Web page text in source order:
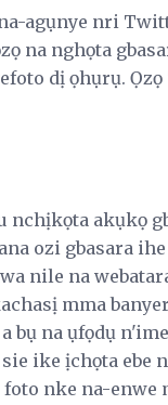
agụnye nri
na nghọta
dị ọhụrụ. Ọzọ
nchịkọta akụkọ
ozi gbasara
nile na
mma
bụ na ụfọdụ
ike ịchọta ebe
foto nke na-enwe